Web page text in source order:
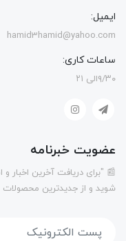
ایمیل:
hamid3hamid@yahoo.com
ساعات کاری:
۹/۳۰الی ۲۱
عضویت خبرنامه
📰 "برای دریافت آخرین اخبار
شوید و از جدیدترین محصولات